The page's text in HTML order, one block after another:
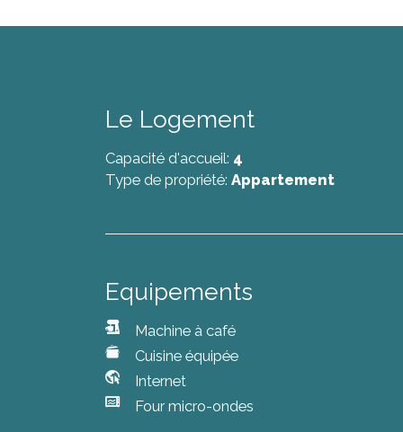
Si le logement est disponible plus tôt nous
vous être confirmé que le jour même.
De la même manière le jour de votre
repris le soir même.
Le Logement
Capacité d'accueil: 4
Type de propriété: Appartement
Equipements
Machine à café
Cuisine équipée
Internet
Four micro-ondes